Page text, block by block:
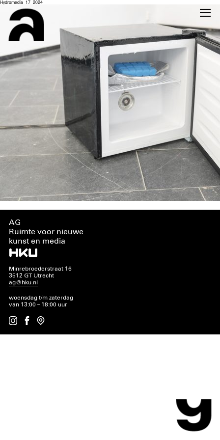
Hydromedia_17_2024
AG
Ruimte voor nieuwe
kunst en media
Minrebroederstraat 16
3512 GT Utrecht
ag@hku.nl
woensdag t/m zaterdag
van 13:00 – 18:00 uur